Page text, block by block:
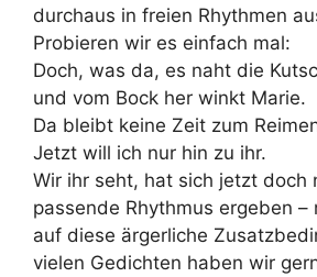
durchaus in freien Rhythmen
Probieren wir es einfach mal:
Doch, was da, es naht die
und vom Bock her winkt Marie.
Da bleibt keine Zeit zum
Jetzt will ich nur hin zu ihr.
Wir ihr seht, hat sich jetzt doch
passende Rhythmus ergeben –
auf diese ärgerliche
vielen Gedichten haben wir